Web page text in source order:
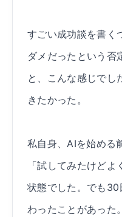
すごい成功談を書く
ダメだったという否
と、こんな感じでし
きたかった。
私自身、AIを始める
「試してみたけど
状態でした。でも
わったことがあった。